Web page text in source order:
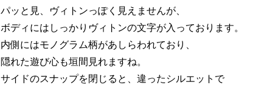
パッと見、ヴィトンっぽく見えませんが、
ボディにはしっかりヴィトンの文字が入っております。
内側にはモノグラム柄があしらわれており、
隠れた遊び心も垣間見れますね。
サイドのスナップを閉じると、違ったシルエットで